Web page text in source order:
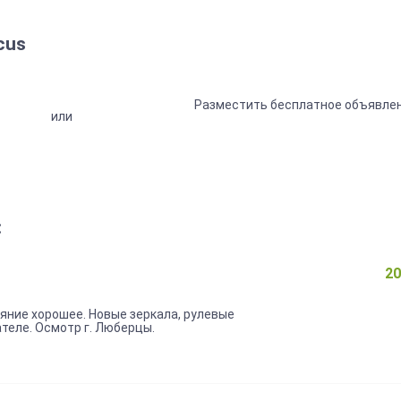
или
Разместить бесплатное
хорошее. Новые зеркала, рулевые
Осмотр г. Люберцы.